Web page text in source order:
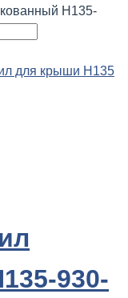
Н135-
для крыши Н135
930-